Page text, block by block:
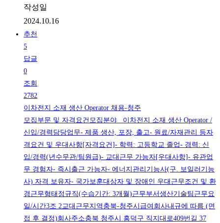
작성일
2024.10.16
추천
5
답글
0
조회
2782
이차전지 소재 생산 Operator 채용-청주
모집부문 및 자격요건모집분야 이차전지 소재 생산 Operator /
신입/경력담당업무- 제품 생산, 포장, 출고- 원료/자재관리 등자
격요건 및 우대사항[자격요건]- 학력: 고등학교 졸업- 경력: 신
입/경력(년수무관/팀원급)- 교대근무 가능자[우대사항]- 유관업
무 경험자- 즉시출근 가능자- 에너지관리기능사(구. 보일러기능
사) 자격 보유자- 국가보훈대상자 및 장애인 우대근무조건 및 환
경근무형태정규직(수습기간: 3개월)근무부서생산기술팀근무요
일/시간3조 2교대근무지역충북-청주시급여회사내규에 따름 (면
접 후 결정)회사주소충북 청주시 흥덕구 직지대로409번길 37